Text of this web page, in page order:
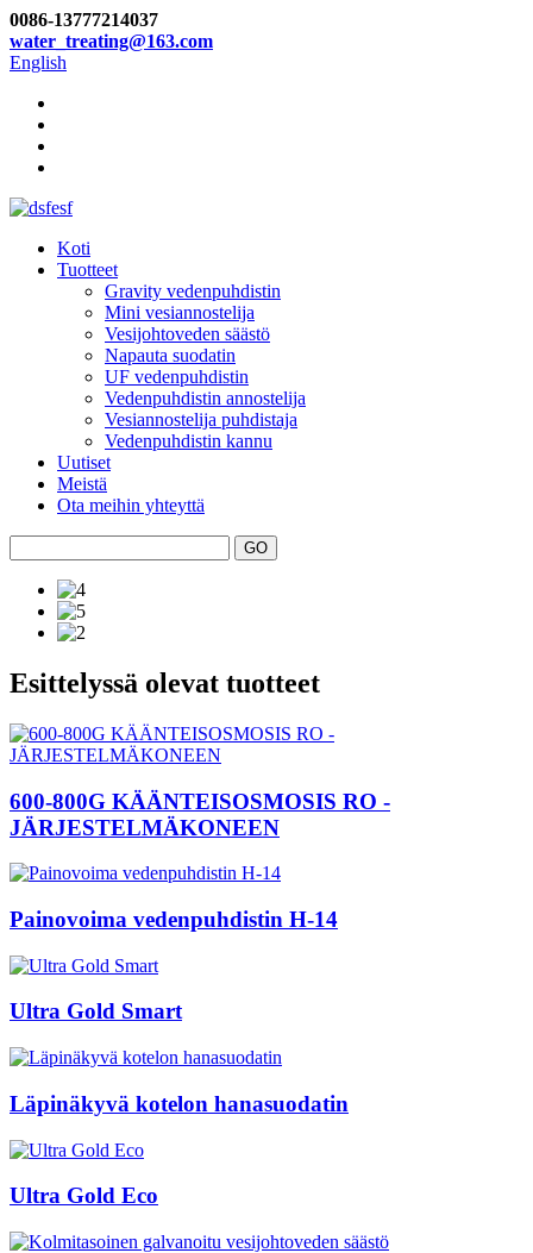
0086-13777214037
water_treating@163.com
English
Koti
Tuotteet
Gravity vedenpuhdistin
Mini vesiannostelija
Vesijohtoveden säästö
Napauta suodatin
UF vedenpuhdistin
Vedenpuhdistin annostelija
Vesiannostelija puhdistaja
Vedenpuhdistin kannu
Uutiset
Meistä
Ota meihin yhteyttä
Esittelyssä olevat tuotteet
600-800G KÄÄNTEISOSMOSIS RO -
JÄRJESTELMÄKONEEN
Painovoima vedenpuhdistin H-14
Ultra Gold Smart
Läpinäkyvä kotelon hanasuodatin
Ultra Gold Eco